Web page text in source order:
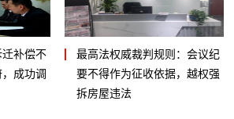
迁补偿不
成功调
最高法权威裁判规则：会议纪
要不得作为征收依据，越权强
拆房屋违法